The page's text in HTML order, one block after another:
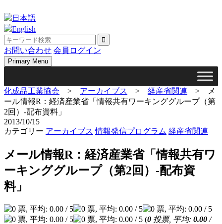
to
content
日本語
English
お問い合わせ 会員ログイン
Primary Menu
化成品工業協会 > アーカイブス > 経産省関連 >
メ
ール情報R：経済産業省「情報共有ワーキンググループ（第
2回）‐配布資料」
2013/10/15
カテゴリー アーカイブス 情報発信プログラム 経産省関連
メール情報R：経済産業省「情報共有ワ
ーキンググループ（第2回）‐配布資
料」
(0 投票, 平均: 0.00 /